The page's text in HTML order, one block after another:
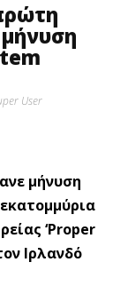
User
μήνυση
‘Proper
Ιρλανδό